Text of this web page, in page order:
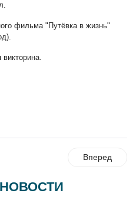
фильма "Путёвка в жизнь"
Вперед